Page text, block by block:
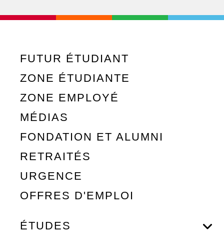
FUTUR ÉTUDIANT
ZONE ÉTUDIANTE
ZONE EMPLOYÉ
MÉDIAS
FONDATION ET ALUMNI
RETRAITÉS
URGENCE
OFFRES D'EMPLOI
ÉTUDES